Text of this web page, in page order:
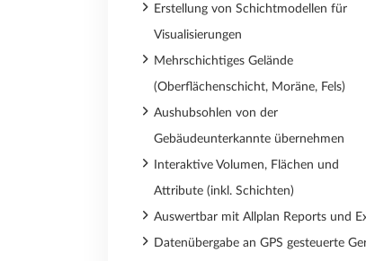
Erstellung von Schichtmodellen für
Visualisierungen
Mehrschichtiges Gelände
(Oberflächenschicht, Moräne, Fels)
Aushubsohlen von der
Gebäudeunterkannte übernehmen
Interaktive Volumen, Flächen und
Attribute (inkl. Schichten)
Auswertbar mit Allplan Reports und
Datenübergabe an GPS gesteuerte